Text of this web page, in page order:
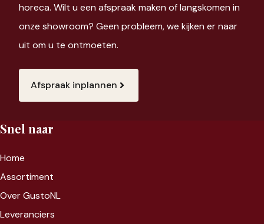
horeca. Wilt u een afspraak maken of langskomen in
onze showroom? Geen probleem, we kijken er naar
uit om u te ontmoeten.
Afspraak inplannen
Snel naar
Home
Assortiment
Over GustoNL
Leveranciers